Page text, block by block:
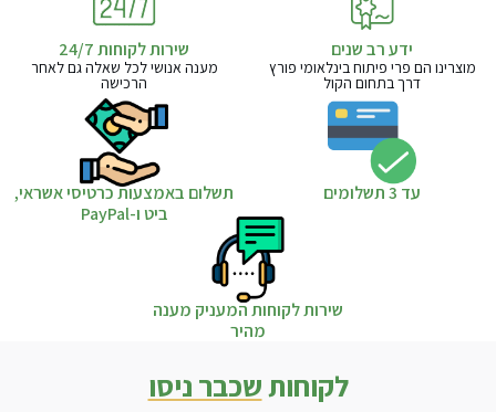
ידע רב שנים
מוצרינו הם פרי פיתוח בינלאומי פורץ
דרך בתחום הקול
שירות לקוחות 24/7
מענה אנושי לכל שאלה גם לאחר
הרכישה
עד 3 תשלומים
תשלום באמצעות כרטיסי אשראי,
ביט ו-PayPal
שירות לקוחות המעניק מענה
מהיר
לקוחותשכבר ניסו